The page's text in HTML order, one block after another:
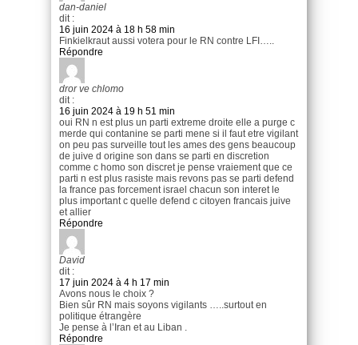
dan-daniel
dit :
16 juin 2024 à 18 h 58 min
Finkielkraut aussi votera pour le RN contre LFI…..
Répondre
dror ve chlomo
dit :
16 juin 2024 à 19 h 51 min
oui RN n est plus un parti extreme droite elle a purge c
merde qui contanine se parti mene si il faut etre vigilant
on peu pas surveille tout les ames des gens beaucoup
de juive d origine son dans se parti en discretion
comme c homo son discret je pense vraiement que ce
parti n est plus rasiste mais revons pas se parti defend
la france pas forcement israel chacun son interet le
plus important c quelle defend c citoyen francais juive
et allier
Répondre
David
dit :
17 juin 2024 à 4 h 17 min
Avons nous le choix ?
Bien sûr RN mais soyons vigilants …..surtout en
politique étrangère
Je pense à l’Iran et au Liban .
Répondre